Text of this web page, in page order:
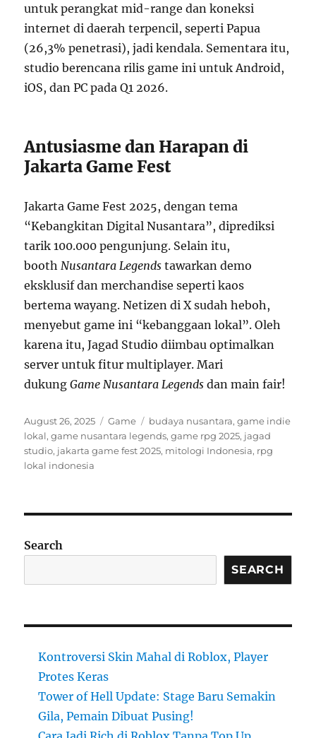
untuk perangkat mid-range dan koneksi
internet di daerah terpencil, seperti Papua
(26,3% penetrasi), jadi kendala. Sementara itu,
studio berencana rilis game ini untuk Android,
iOS, dan PC pada Q1 2026.
Antusiasme dan Harapan di
Jakarta Game Fest
Jakarta Game Fest 2025, dengan tema
“Kebangkitan Digital Nusantara”, diprediksi
tarik 100.000 pengunjung. Selain itu,
booth Nusantara Legends tawarkan demo
eksklusif dan merchandise seperti kaos
bertema wayang. Netizen di X sudah heboh,
menyebut game ini “kebanggaan lokal”. Oleh
karena itu, Jagad Studio diimbau optimalkan
server untuk fitur multiplayer. Mari
dukungGame Nusantara Legends dan main fair!
Posted
on
August 26, 2025 Categories
Game Tags
budaya nusantara,game indie
lokal,game nusantara legends,game rpg 2025, jagad
studio, jakarta game fest 2025, mitologi Indonesia, rpg
lokal indonesia
Search
SEARCH
Kontroversi Skin Mahal di Roblox, Player
Protes Keras
Tower of Hell Update: Stage Baru Semakin
Gila, Pemain Dibuat Pusing!